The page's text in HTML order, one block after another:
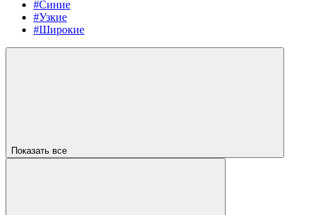
#Синие
#Узкие
#Широкие
Показать все